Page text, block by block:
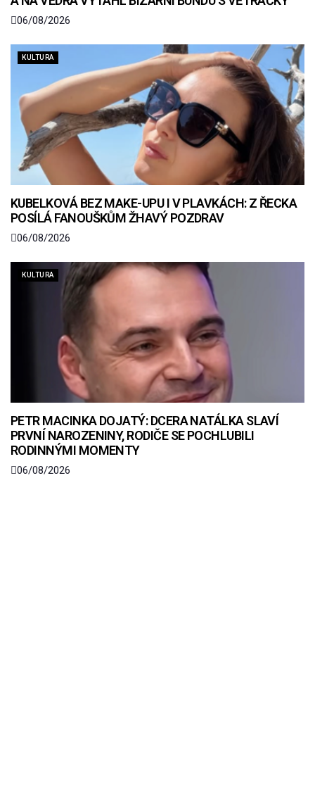
06/08/2026
KULTURA
KUBELKOVÁ BEZ MAKE-UPU I V PLAVKÁCH: Z ŘECKA
POSÍLÁ FANOUŠKŮM ŽHAVÝ POZDRAV
06/08/2026
KULTURA
PETR MACINKA DOJATÝ: DCERA NATÁLKA SLAVÍ
PRVNÍ NAROZENINY, RODIČE SE POCHLUBILI
RODINNÝMI MOMENTY
06/08/2026